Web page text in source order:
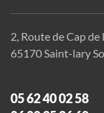
2, Route de Cap de
65170 Saint-lary
05 62 40 02 58